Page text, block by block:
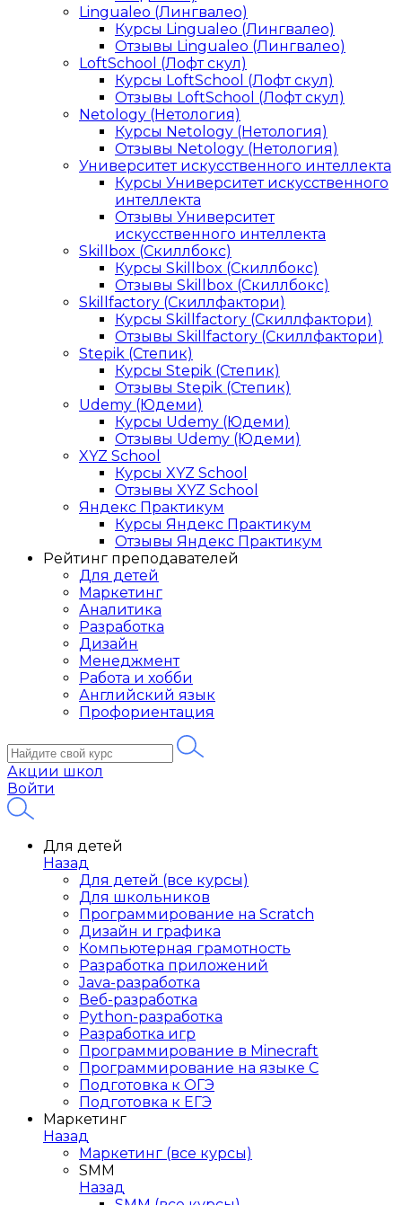
Lingualeo (Лингвалео)
Курсы Lingualeo (Лингвалео)
Отзывы Lingualeo (Лингвалео)
LoftSchool (Лофт скул)
Курсы LoftSchool (Лофт скул)
Отзывы LoftSchool (Лофт скул)
Netology (Нетология)
Курсы Netology (Нетология)
Отзывы Netology (Нетология)
Университет искусственного интеллекта
Курсы Университет искусственного
интеллекта
Отзывы Университет
искусственного интеллекта
Skillbox (Скиллбокс)
Курсы Skillbox (Скиллбокс)
Отзывы Skillbox (Скиллбокс)
Skillfactory (Скиллфактори)
Курсы Skillfactory (Скиллфактори)
Отзывы Skillfactory (Скиллфактори)
Stepik (Степик)
Курсы Stepik (Степик)
Отзывы Stepik (Степик)
Udemy (Юдеми)
Курсы Udemy (Юдеми)
Отзывы Udemy (Юдеми)
XYZ School
Курсы XYZ School
Отзывы XYZ School
Яндекс Практикум
Курсы Яндекс Практикум
Отзывы Яндекс Практикум
Рейтинг преподавателей
Для детей
Маркетинг
Аналитика
Разработка
Дизайн
Менеджмент
Работа и хобби
Английский язык
Профориентация
Акции школ
Войти
Для детей
Назад
Для детей (все курсы)
Для школьников
Программирование на Scratch
Дизайн и графика
Компьютерная грамотность
Разработка приложений
Java-разработка
Веб-разработка
Python-разработка
Разработка игр
Программирование в Minecraft
Программирование на языке C
Подготовка к ОГЭ
Подготовка к ЕГЭ
Маркетинг
Назад
Маркетинг (все курсы)
SMM
Назад